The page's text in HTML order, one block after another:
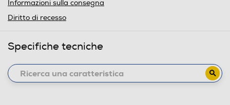
Informazioni sulla consegna
Diritto di recesso
Specifiche tecniche